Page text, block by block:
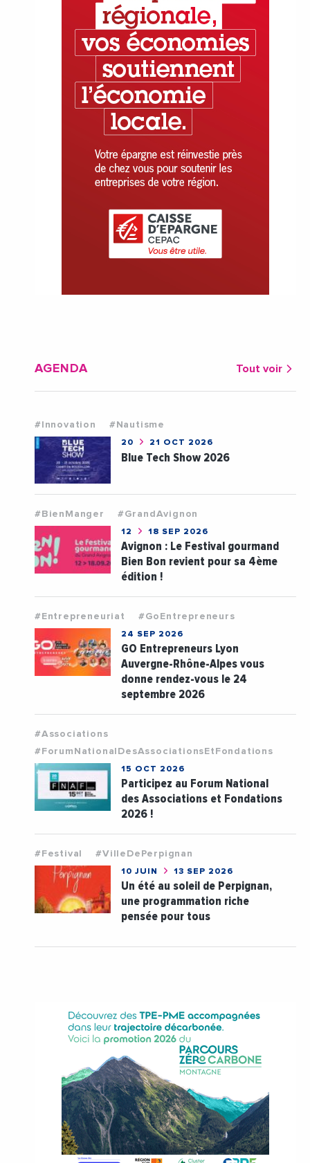
AGENDA Tout voir
#Innovation #Nautisme
20 21 OCT 2026
Blue Tech Show 2026
#BienManger #GrandAvignon
12 18 SEP 2026
Avignon : Le Festival gourmand
Bien Bon revient pour sa 4ème
édition !
#Entrepreneuriat #GoEntrepreneurs
24 SEP 2026
GO Entrepreneurs Lyon
Auvergne-Rhône-Alpes vous
donne rendez-vous le 24
septembre 2026
#Associations
#ForumNationalDesAssociationsEtFondations
15 OCT 2026
Participez au Forum National
des Associations et Fondations
2026 !
#Festival #VilleDePerpignan
10 JUIN 13 SEP 2026
Un été au soleil de Perpignan,
une programmation riche
pensée pour tous